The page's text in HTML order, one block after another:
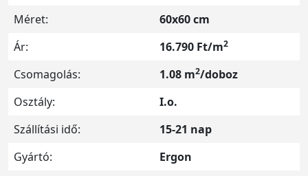
Méret:
60x60 cm
Ár:
16.790 Ft/m2
Csomagolás: 1.08 m2/doboz
Osztály:
I.o.
Szállítási idő:
15-21 nap
Gyártó:
Ergon